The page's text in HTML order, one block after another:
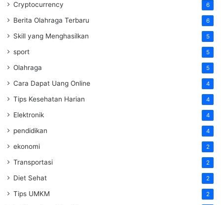
Cryptocurrency 6
Berita Olahraga Terbaru 6
Skill yang Menghasilkan 5
sport 5
Olahraga 5
Cara Dapat Uang Online 4
Tips Kesehatan Harian 4
Elektronik 4
pendidikan 4
ekonomi 2
Transportasi 2
Diet Sehat 2
Tips UMKM 2